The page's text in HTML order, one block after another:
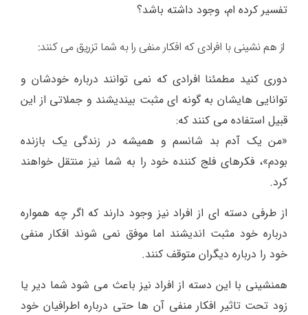
ﺗﻔﺴﯿﺮ ﮐﺮﺩﻩ ﺍﻡ، ﻭﺟﻮﺩ ﺩﺍﺷﺘﻪ ﺑﺎﺷﺪ؟
ﺍﺯ ﻫﻢ ﻧﺸﯿﻨﯽ ﺑﺎ ﺍﻓﺮﺍﺩﯼ ﮐﻪ ﺍﻓﮑﺎﺭ ﻣﻨﻔﯽ ﺭﺍ ﺑﻪ ﺷﻤﺎ ﺗﺰﺭﯾﻖ ﻣﯽ ﮐﻨﻨﺪ:
ﺩﻭﺭﯼ ﮐﻨﯿﺪ ﻣﻄﻤﺌﻨﺎ ﺍﻓﺮﺍﺩﯼ ﮐﻪ ﻧﻤﯽ ﺗﻮﺍﻧﻨﺪ ﺩﺭﺑﺎﺭﻩ ﺧﻮﺩﺷﺎﻥ ﻭ
ﺗﻮﺍﻧﺎﯾﯽ ﻫﺎﯾﺸﺎﻥ ﺑﻪ ﮔﻮﻧﻪ ﺍﯼ ﻣﺜﺒﺖ ﺑﯿﻨﺪﯾﺸﻨﺪ ﻭ ﺟﻤﻼ‌ﺗﯽ ﺍﺯ ﺍﯾﻦ
ﻗﺒﯿﻞ ﺍﺳﺘﻔﺎﺩﻩ ﻣﯽ ﮐﻨﻨﺪ ﮐﻪ:
«ﻣﻦ ﯾﮏ ﺁﺩﻡ ﺑﺪ ﺷﺎﻧﺴﻢ ﻭ ﻫﻤﯿﺸﻪ ﺩﺭ ﺯﻧﺪﮔﯽ ﯾﮏ ﺑﺎﺯﻧﺪﻩ
ﺑﻮﺩﻡ»، ﻓﮑﺮﻫﺎﯼ ﻓﻠﺞ ﮐﻨﻨﺪﻩ ﺧﻮﺩ ﺭﺍ ﺑﻪ ﺷﻤﺎ ﻧﯿﺰ ﻣﻨﺘﻘﻞ ﺧﻮﺍﻫﻨﺪ
ﮐﺮﺩ.
ﺍﺯ ﻃﺮﻓﯽ ﺩﺳﺘﻪ ﺍﯼ ﺍﺯ ﺍﻓﺮﺍﺩ ﻧﯿﺰ ﻭﺟﻮﺩ ﺩﺍﺭﻧﺪ ﮐﻪ ﺍﮔﺮ ﭼﻪ ﻫﻤﻮﺍﺭﻩ
ﺩﺭﺑﺎﺭﻩ ﺧﻮﺩ ﻣﺜﺒﺖ ﺍﻧﺪﯾﺸﻨﺪ ﺍﻣﺎ ﻣﻮﻓﻖ ﻧﻤﯽ ﺷﻮﻧﺪ ﺍﻓﮑﺎﺭ ﻣﻨﻔﯽ
ﺧﻮﺩ ﺭﺍ ﺩﺭﺑﺎﺭﻩ ﺩﯾﮕﺮﺍﻥ ﻣﺘﻮﻗﻒ ﮐﻨﻨﺪ.
ﻫﻤﻨﺸﯿﻨﯽ ﺑﺎ ﺍﯾﻦ ﺩﺳﺘﻪ ﺍﺯ ﺍﻓﺮﺍﺩ ﻧﯿﺰ ﺑﺎﻋﺚ ﻣﯽ ﺷﻮﺩ ﺷﻤﺎ ﺩﯾﺮ ﯾﺎ
ﺯﻭﺩ ﺗﺤﺖ ﺗﺎﺛﯿﺮ ﺍﻓﮑﺎﺭ ﻣﻨﻔﯽ ﺁﻥ ﻫﺎ ﺣﺘﯽ ﺩﺭﺑﺎﺭﻩ ﺍﻃﺮﺍﻓﯿﺎﻥ ﺧﻮﺩ